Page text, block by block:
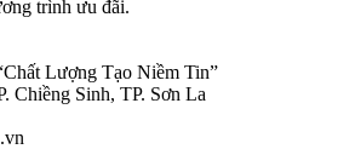
trình ưu đãi.
Lượng Tạo Niềm Tin”
Chiềng Sinh, TP. Sơn La